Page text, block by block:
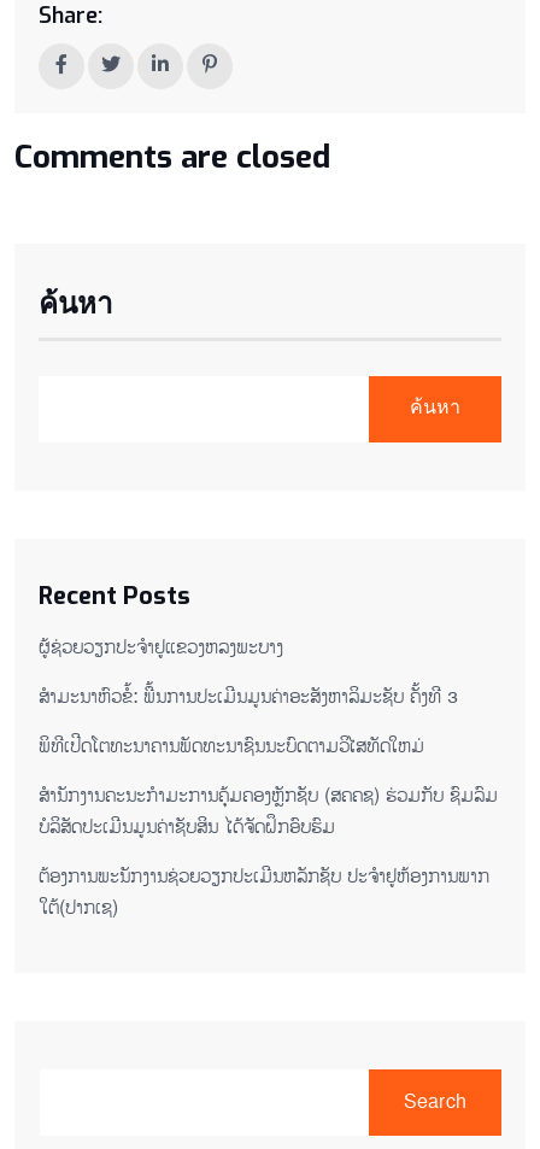
Share:
Comments are closed
ค้นหา
ค้นหา
Recent Posts
ຜູ້ຊ່ວຍ​ວຽກປະ​ຈຳ​ຢູ​​ແຂວງຫລງ​ພະ​ບາງ
ສຳມະນາຫົວຂໍ້: ພື້ນການປະເມີນມູນຄ່າອະສັງຫາລິມະຊັບ ຄັ້ງທີ 3
ພິ​ທີ​ເປີດ​ໂຕ​ທະ​ນາ​ຄານ​ພັດ​ທະ​ນາ​ຊົນ​ນະ​ບົດ​ຕາມ​ວິ​ໄສ​ທັດ​ໃຫມ່
ສໍານັກງານຄະນະກໍາມະການຄຸ້ມຄອງຫຼັກຊັບ (ສຄຄຊ) ຮ່ວມກັບ ຊົມລົມ
ບໍລິສັດປະເມີນມູນຄ່າຊັບສິນ ໄດ້ຈັດຝຶກອົບຮົມ
ຕ​້ອງ​ການ​ພະ​ນັກ​ງານ​ຊ່ວຍ​ວຽກ​ປະ​ເມີນ​ຫລັກ​ຊັບ ປະ​ຈຳ​ຢູ​ຫ້ອງ​ການ​ພາກ​
ໃຕ້​(ປາກ​ເຊ)
Search